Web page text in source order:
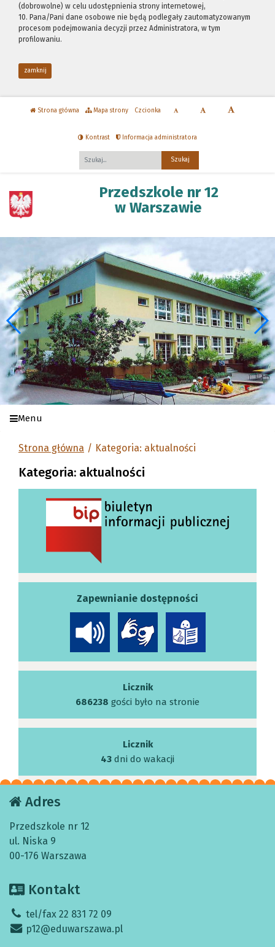
(dobrowolne) w celu udostępnienia strony internetowej,
10. Pana/Pani dane osobowe nie będą podlegały zautomatyzowanym
procesom podejmowania decyzji przez Administratora, w tym
profilowaniu.
zamknij
Strona główna Mapa strony Czcionka
Kontrast Informacja administratora
Przedszkole nr 12
w Warszawie
Menu
Zapewnianie dostępności
Licznik
686238 gości było na stronie
Licznik
43 dni do wakacji
Strona główna Kategoria: aktualności
Kategoria: aktualności
Adres
Przedszkole nr 12
ul. Niska 9
00-176 Warszawa
Kontakt
tel/fax 22 831 72 09
p12@eduwarszawa.pl